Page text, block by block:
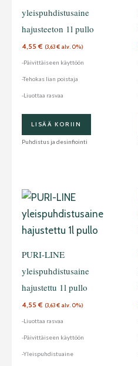
yleispuhdistusaine
hajusteeton 1l pullo
4,55€ (3,63€ alv. 0%)
-Päivittäiseen käyttöön
-Tehokas lian poistaja
-Liuottaa rasvaa
LISÄÄ KORIIN
Puhdistus ja desinfiointi
PURI-LINE
yleispuhdistusaine
hajustettu 1l pullo
4,55€ (3,63€ alv. 0%)
-Liuottaa rasvaa
-Päivittäiseen käyttöön
-Yleispuhdistuaine